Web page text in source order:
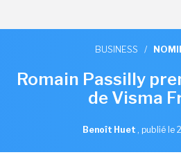
BUSINESS /
Romain Passilly
de Visma
Benoît Huet , publié le